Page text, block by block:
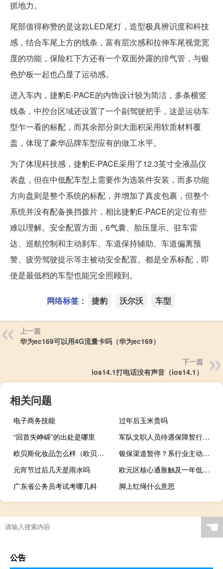
抓地力。
尾部值得称赞的是这款LED尾灯，造型极具辨识度和科技
感，结合车尾上方的线条，富有层次感和拉伸车尾视觉宽
度的功能，保险杠下方还有一个双面外露的排气管，与银
色护板一起也凸显了运动感。
进入车内，捷豹E-PACE的内饰设计较为简洁，多条横竖
线条，中控台区域还设置了一个副驾驶把手，这是运动车
型乍一看的标配，而其余部分则大面积采用软质材料覆
盖，体现了豪华品牌车型应有的做工水平。
为了体现科技感，捷豹E-PACE采用了12.3英寸全液晶仪
表盘，但在中低配车型上需要作为选装件安装，而多功能
方向盘则是整个系统的标配，并增加了真皮包裹，但整个
系统并没有配备换挡拨片，相比捷豹E-PACE的定位有些
难以理解。安全配置方面，6气囊、胎压显示、驻车雷
达、巡航控制和主动刹车、车道保持辅助、车道偏离预
警、疲劳驾驶提示等主被动安全配置。都是全系标配，即
使是最低档的车型也能完全照顾到。
网络标签： 捷豹 沃尔沃 车型
上一篇
华为ec169可以用4G流量卡吗（华为ec169）
下一篇
ios14.1打电话没有声音（ios14.1）
相关问题
电子商务技能
过年后玉米贵吗
“回首失峥嵘”的出处是哪里
军队文职人员待遇保障暂行规定印发
欧贝斯化妆品怎么样（欧贝斯）
银保渠道暂停？系行业主动调整
元宵节过后几天是雨水吗
欧元区核心通胀触及一年低点支持欧洲央行暂停加息
广东省公务员考试考哪几科
脚上红绳什么意思
☚
公告